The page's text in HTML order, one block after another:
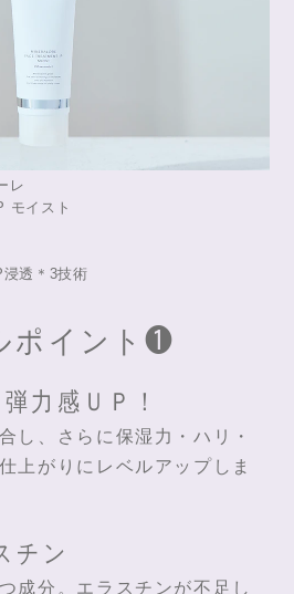
レ
モイスト
透＊3技術
ポイント❶
力感ＵＰ！
し、さらに保湿力・ハリ・
上がりにレベルアップしま
チン
成分。エラスチンが不足し